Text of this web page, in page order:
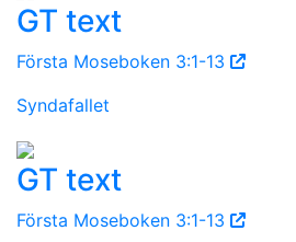
GT text
Första Moseboken 3:1-13
Syndafallet
GT text
Första Moseboken 3:1-13